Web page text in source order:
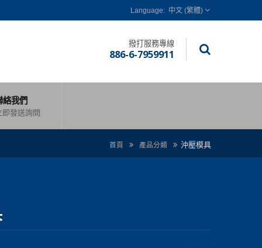
中文 (繁體)
撥打服務專線
886-6-7959911
絡我們
即發送詢問
首頁 產品分類 沖壓模具